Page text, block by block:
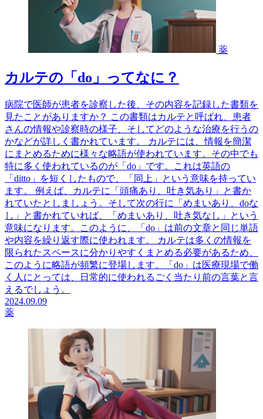
薬
カルテの「do」ってなに？
病院で医師が患者を診察した後、その内容を記録した書類を
見たことがありますか？ この書類はカルテと呼ばれ、患者
さんの情報や診察時の様子、そしてどのような治療を行うの
かなどが詳しく書かれています。 カルテには、情報を簡潔
にまとめるために様々な略語が使われています。その中でも
特に多く使われているのが「do」です。これは英語の
「ditto」を短くしたもので、「同上」という意味を持ってい
ます。 例えば、カルテに「頭痛あり、吐き気あり」と書か
れていたとしましょう。そして次の行に「めまいあり、doな
し」と書かれていれば、「めまいあり、吐き気なし」という
意味になります。このように、「do」は前の文章と同じ単語
や内容を繰り返す際に使われます。 カルテは多くの情報を
限られたスペースに分かりやすくまとめる必要があるため、
このように略語が頻繁に登場します。「do」は医療現場で働
く人にとっては、日常的に使われるごく当たり前の言葉と言
えるでしょう。
2024.09.09
薬